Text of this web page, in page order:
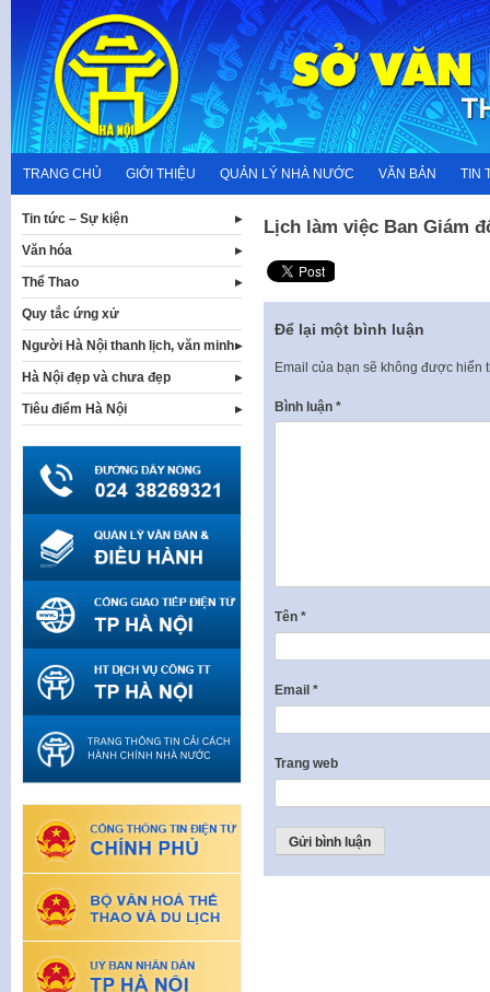
content
TRANG CHỦ GIỚI THIỆU QUẢN LÝ NHÀ NƯỚC VĂN BẢN TIN
Lịch làm việc Ban Giám
Để lại một bình luận
Email của bạn sẽ không được hiển
Bình luận *
Tên *
Email *
Trang web
Tin tức – Sự kiện
Văn hóa
Thể Thao
Quy tắc ứng xử
Người Hà Nội thanh lịch, văn minh
Hà Nội đẹp và chưa đẹp
Tiêu điểm Hà Nội